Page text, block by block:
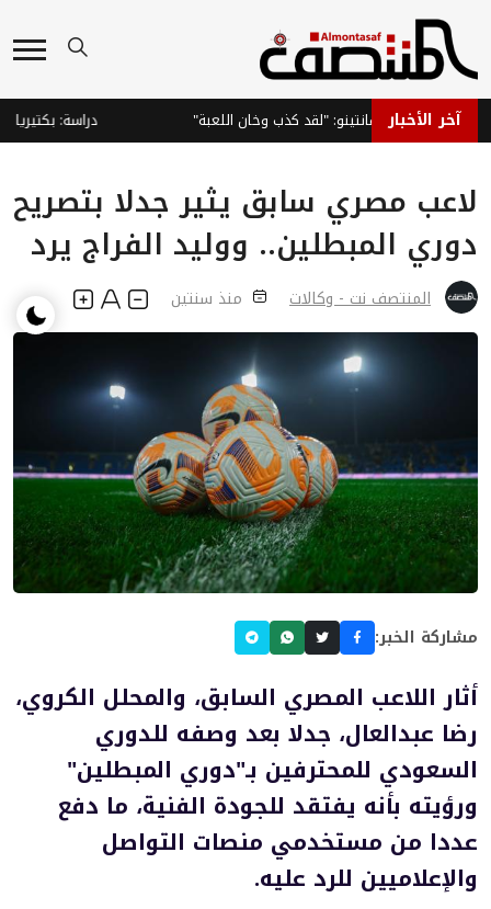
آخر الأخبار
بإقالة إنفانتينو: "لقد كذب وخان اللعبة" دراسة: بكتيريا
لاعب مصري سابق يثير جدلا بتصريح
دوري المبطلين.. ووليد الفراج يرد
المنتصف نت - وكالات منذ سنتين
مشاركة الخبر:
أثار اللاعب المصري السابق، والمحلل الكروي،
رضا عبدالعال، جدلا بعد وصفه للدوري
السعودي للمحترفين بـ"دوري المبطلين"
ورؤيته بأنه يفتقد للجودة الفنية، ما دفع
عددا من مستخدمي منصات التواصل
والإعلاميين للرد عليه.